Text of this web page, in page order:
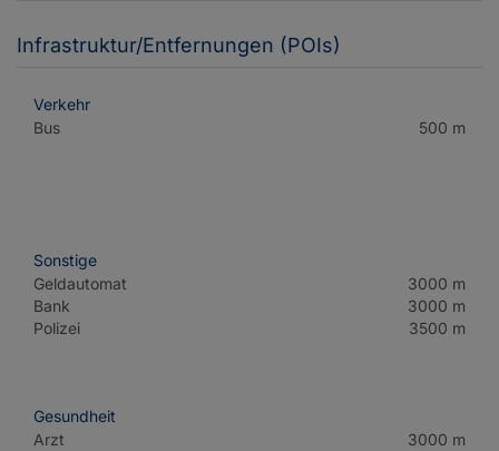
Infrastruktur/Entfernungen (POIs)
Verkehr
Bus
500 m
Sonstige
Geldautomat
3000 m
Bank
3000 m
Polizei
3500 m
Gesundheit
Arzt
3000 m